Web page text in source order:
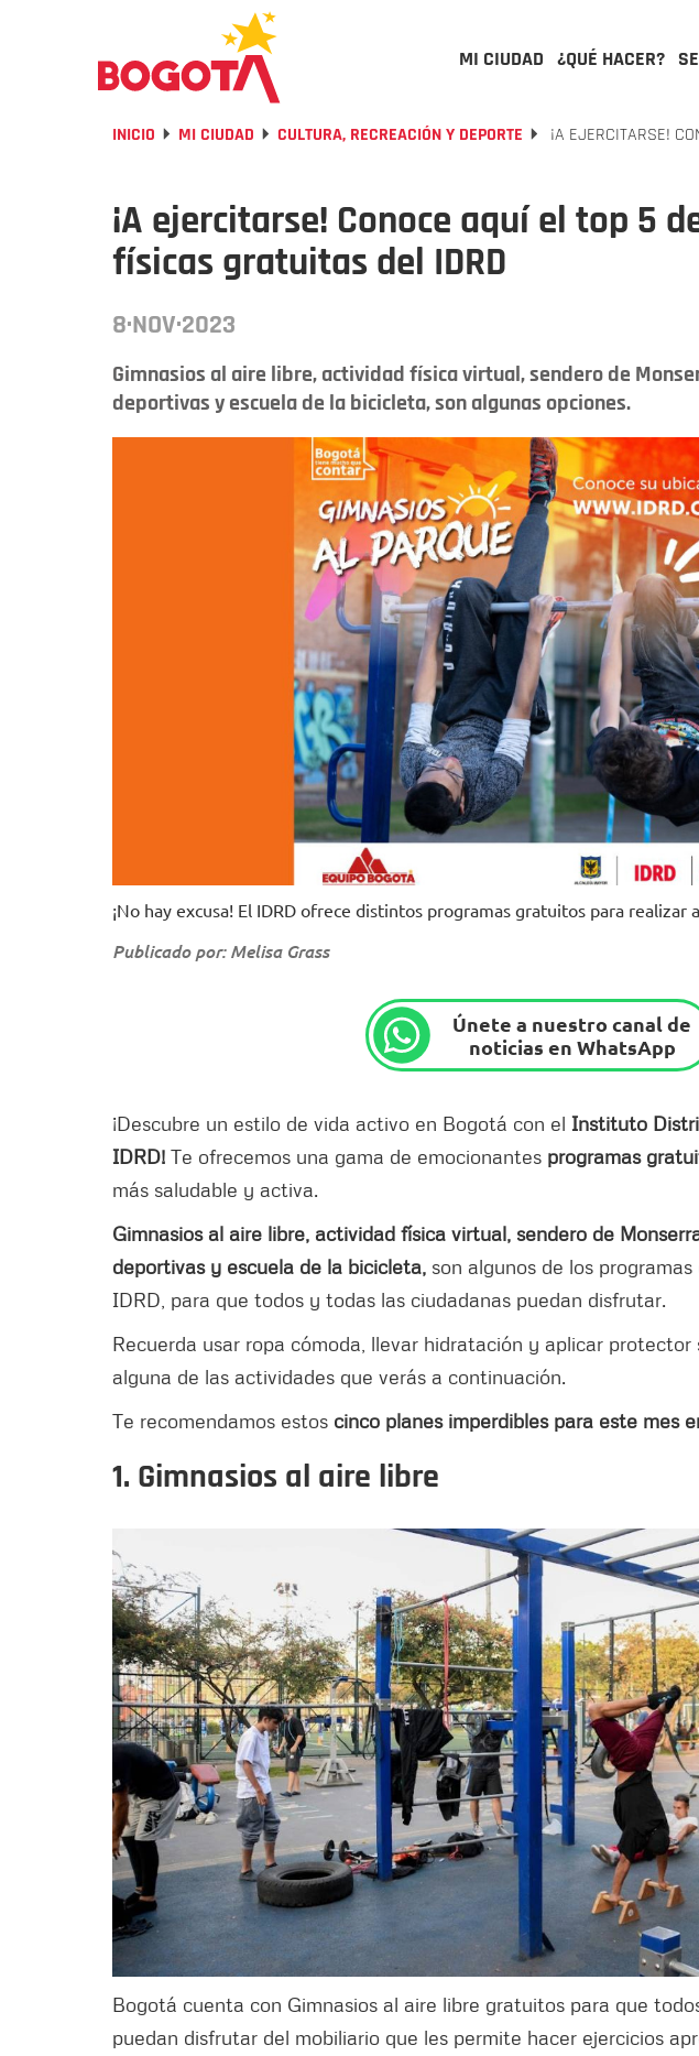
MI CIUDAD ¿QUÉ HACER?
INICIO MI CIUDAD CULTURA, RECREACIÓN Y DEPORTE ¡A EJERCITARSE!
¡A ejercitarse! Conoce aquí el top 5
físicas gratuitas del IDRD
8·NOV·2023
Gimnasios al aire libre, actividad física virtual, sendero de
deportivas y escuela de la bicicleta, son algunas opciones.
¡No hay excusa! El IDRD ofrece distintos programas gratuitos para realizar
Publicado por: Melisa Grass
Únete a nuestro canal de
noticias en WhatsApp
¡Descubre un estilo de vida activo en Bogotá con el Instituto
IDRD! Te ofrecemos una gama de emocionantes programas
más saludable y activa.
Gimnasios al aire libre, actividad física virtual, sendero de
deportivas y escuela de la bicicleta, son algunos de los
IDRD, para que todos y todas las ciudadanas puedan disfrutar.
Recuerda usar ropa cómoda, llevar hidratación y aplicar
alguna de las actividades que verás a continuación.
Te recomendamos estos cinco planes imperdibles para este mes
1. Gimnasios al aire libre
Bogotá cuenta con Gimnasios al aire libre gratuitos para que
puedan disfrutar del mobiliario que les permite hacer ejercicios